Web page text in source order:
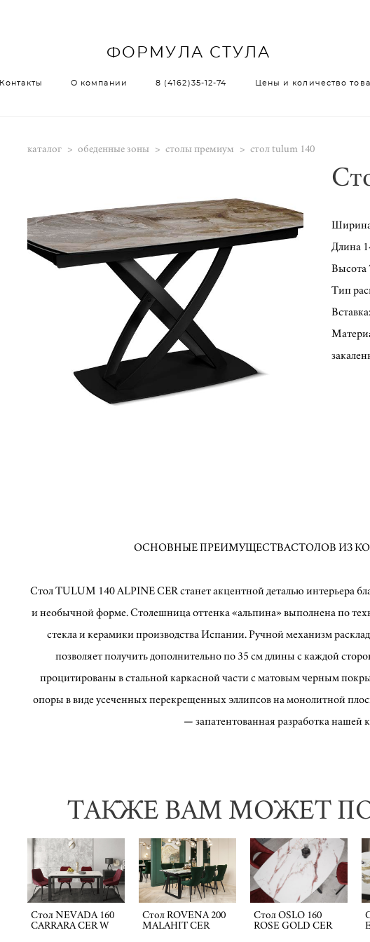
ФОРМУЛА СТУЛА
Контакты О компании 8 (4162)35-12-74 Цены и количество
каталог > обеденные зоны > столы премиум > стол tulum 140
Длина
Высота
Тип
ОСНОВНЫЕ ПРЕИМУЩЕСТВАСТОЛОВ ИЗ
Стол TULUM 140 ALPINE CER станет акцентной деталью интерьера
и необычной форме. Столешница оттенка «альпина» выполнена по
стекла и керамики производства Испании. Ручной механизм
позволяет получить дополнительно по 35 см длины с каждой
процитированы в стальной каркасной части с матовым черным
опоры в виде усеченных перекрещенных эллипсов на монолитной
— запатентованная разработка нашей
ТАКЖЕ ВАМ МОЖЕТ
Стол NEVADA 160
CARRARA CER W
Стол ROVENA 200
MALAHIT CER
Стол OSLO 160
ROSE GOLD CER